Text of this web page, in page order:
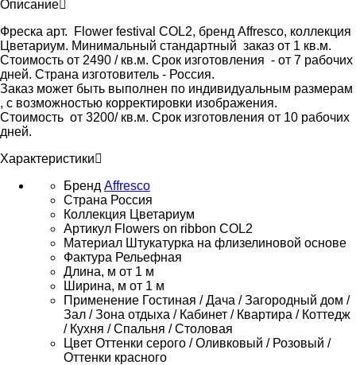
Описание
Фреска арт. Flower festival COL2, бренд Affresco, коллекция
Цветариум. Минимальный стандартный заказ от 1 кв.м.
Стоимость от 2490 / кв.м. Срок изготовления - от 7 рабочих
дней. Страна изготовитель - Россия.
Заказ может быть выполнен по индивидуальным размерам
, с возможностью корректировки изображения.
Стоимость от 3200/ кв.м. Срок изготовления от 10 рабочих
дней.
Характеристики
Бренд Affresco
Страна Россия
Коллекция Цветариум
Артикул Flowers on ribbon COL2
Материал Штукатурка на флизелиновой основе
Фактура Рельефная
Длина, м от 1 м
Ширина, м от 1 м
Применение Гостиная / Дача / Загородный дом /
Зал / Зона отдыха / Кабинет / Квартира / Коттедж
/ Кухня / Спальня / Столовая
Цвет Оттенки серого / Оливковый / Розовый /
Оттенки красного